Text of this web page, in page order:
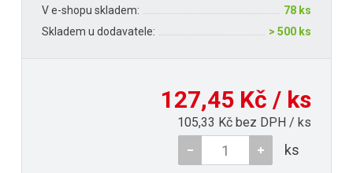
V e-shopu skladem:
78 ks
Skladem u dodavatele:
> 500 ks
127,45 Kč / ks
105,33 Kč bez DPH / ks
ks